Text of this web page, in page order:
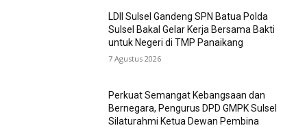
LDII Sulsel Gandeng SPN Batua Polda
Sulsel Bakal Gelar Kerja Bersama Bakti
untuk Negeri di TMP Panaikang
7 Agustus 2026
Perkuat Semangat Kebangsaan dan
Bernegara, Pengurus DPD GMPK Sulsel
Silaturahmi Ketua Dewan Pembina